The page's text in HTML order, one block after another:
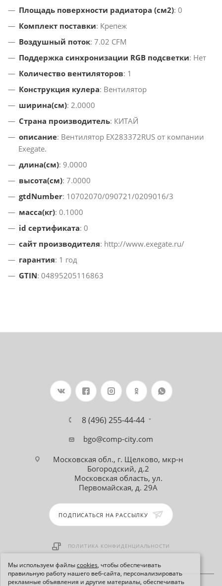
Мы используем файлыcookies, чтобы обеспечивать
правильную работу нашего веб-сайта, персонализировать
рекламные объявления и другие материалы, обеспечивать
Площадь поверхности радиатора (см2): 0
Комплект поставки: Крепеж
Воздушный поток: 7.02 CFM
Поддержка синхронизации RGB подсветки: Нет
Количество вентиляторов: 1
Конструкция кулера: Вентилятор
ширина(см): 2.0000
Страна производитель: КИТАЙ
описание: Вентилятор EX283372RUS от компании
Exegate.
длина(см): 9.0000
высота(см): 7.0000
gtdNumber: 10702070/090721/0209016/3
масса(кг): 0.1000
id сертификата: 0
сайт производителя: http://www.exegate.ru/
гарантия: 1 год
GTIN: 04895205116863
8 (496) 255-44-44
bgo@comp-city.com
Московская обл., г. Щелково, мкр-н
Богородский, д.2
Московская область, ул.
Первомайская, д. 29А
ПОДПИСАТЬСЯ НА РАССЫЛКУ
ПОЛИТИКА КОНФИДЕНЦИАЛЬНОСТИ